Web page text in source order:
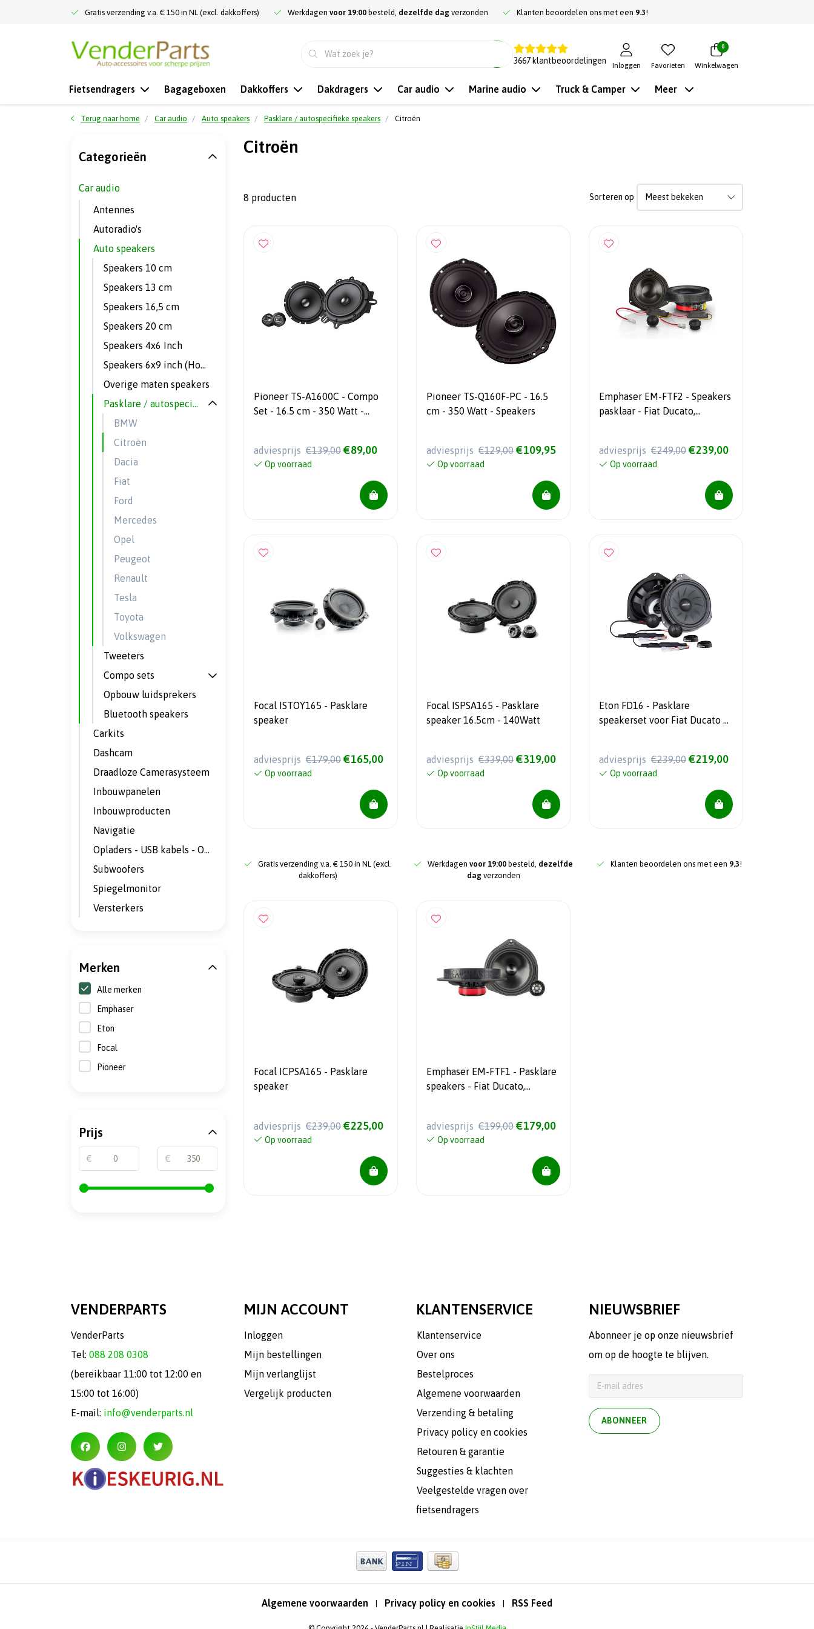
Gratis verzending v.a. € 150 in NL (excl. dakkoffers) Werkdagen voor 19:00 besteld, dezelfde dag verzonden Klanten beoordelen ons met een 9.3!
3667 klantbeoordelingen
Inloggen Favorieten
0
Winkelwagen
Fietsendragers Bagageboxen Dakkoffers Dakdragers Car audio Marine audio Truck & Camper Meer
Terug naar home Car audio Auto speakers Pasklare / autospecifieke speakers Citroën
Citroën
8 producten Sorteren op
Pioneer TS-A1600C - Compo
Set - 16.5 cm - 350 Watt -
adviesprijs €139,00 €89,00
Op voorraad
Pioneer TS-Q160F-PC - 16.5
cm - 350 Watt - Speakers
adviesprijs €129,00 €109,95
Op voorraad
Emphaser EM-FTF2 - Speakers
pasklaar - Fiat Ducato,
Watt RMS
adviesprijs €249,00 €239,00
Op voorraad
Focal ISTOY165 - Pasklare
speaker
adviesprijs €179,00 €165,00
Op voorraad
Focal ISPSA165 - Pasklare
speaker 16.5cm - 140Watt
adviesprijs €339,00 €319,00
Op voorraad
Eton FD16 - Pasklare
speakerset voor Fiat Ducato /
adviesprijs €239,00 €219,00
Op voorraad
Gratis verzending v.a. € 150 in NL (excl.
dakkoffers)
Werkdagen voor 19:00 besteld, dezelfde
dag verzonden
Klanten beoordelen ons met een 9.3!
Focal ICPSA165 - Pasklare
speaker
adviesprijs €239,00 €225,00
Op voorraad
Emphaser EM-FTF1 - Pasklare
speakers - Fiat Ducato,
adviesprijs €199,00 €179,00
Op voorraad
Categorieën
Car audio
Antennes
Autoradio's
Auto speakers
Speakers 10 cm
Speakers 13 cm
Speakers 16,5 cm
Speakers 20 cm
Speakers 4x6 Inch
Speakers 6x9 inch (Hoedenplank)
Overige maten speakers
Pasklare / autospecifieke speakers
BMW
Citroën
Dacia
Fiat
Ford
Mercedes
Opel
Peugeot
Renault
Tesla
Toyota
Volkswagen
Tweeters
Compo sets
Opbouw luidsprekers
Bluetooth speakers
Carkits
Dashcam
Draadloze Camerasysteem
Inbouwpanelen
Inbouwproducten
Navigatie
Opladers - USB kabels - Omvormers
Subwoofers
Spiegelmonitor
Versterkers
Merken
Alle merken
Emphaser
Eton
Focal
Pioneer
Prijs
€ €
VENDERPARTS
VenderParts
Tel: 088 208 0308
(bereikbaar 11:00 tot 12:00 en
15:00 tot 16:00)
E-mail: info@venderparts.nl
MIJN ACCOUNT
Inloggen
Mijn bestellingen
Mijn verlanglijst
Vergelijk producten
KLANTENSERVICE
Klantenservice
Over ons
Bestelproces
Algemene voorwaarden
Verzending & betaling
Privacy policy en cookies
Retouren & garantie
Suggesties & klachten
Veelgestelde vragen over
fietsendragers
NIEUWSBRIEF
Abonneer je op onze nieuwsbrief
om op de hoogte te blijven.
ABONNEER
Algemene voorwaarden | Privacy policy en cookies | RSS Feed